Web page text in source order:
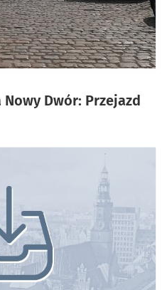
Nowy Dwór: Przejazd